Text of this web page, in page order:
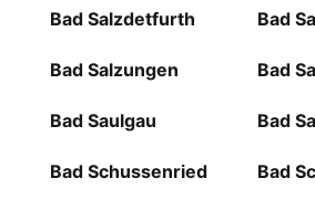
Bad Salzdetfurth Bad
Bad Salzungen Bad
Bad Saulgau Bad
Bad Schussenried Bad